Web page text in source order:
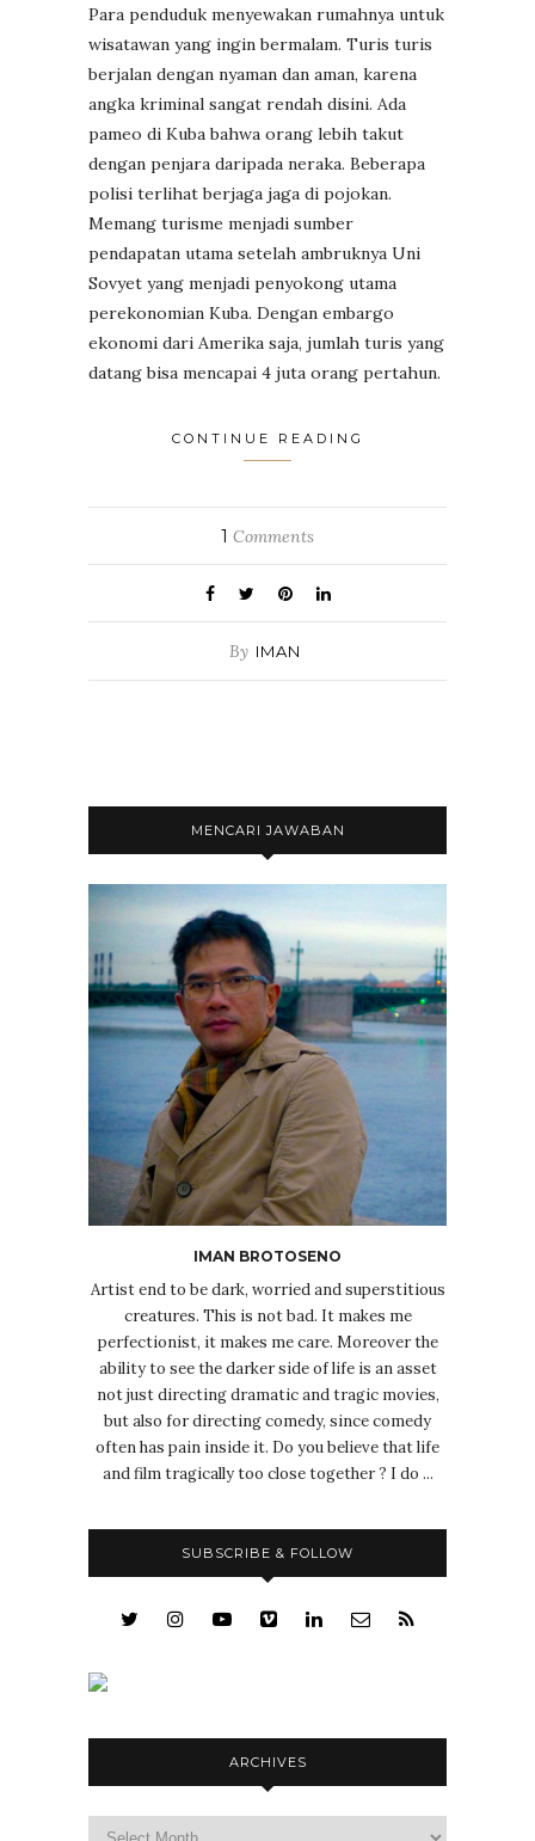
Para penduduk menyewakan rumahnya untuk
wisatawan yang ingin bermalam. Turis turis
berjalan dengan nyaman dan aman, karena
angka kriminal sangat rendah disini. Ada
pameo di Kuba bahwa orang lebih takut
dengan penjara daripada neraka. Beberapa
polisi terlihat berjaga jaga di pojokan.
Memang turisme menjadi sumber
pendapatan utama setelah ambruknya Uni
Sovyet yang menjadi penyokong utama
perekonomian Kuba. Dengan embargo
ekonomi dari Amerika saja, jumlah turis yang
datang bisa mencapai 4 juta orang pertahun.
CONTINUE READING
1 Comments
By IMAN
MENCARI JAWABAN
IMAN BROTOSENO
Artist end to be dark, worried and superstitious
creatures. This is not bad. It makes me
perfectionist, it makes me care. Moreover the
ability to see the darker side of life is an asset
not just directing dramatic and tragic movies,
but also for directing comedy, since comedy
often has pain inside it. Do you believe that life
and film tragically too close together ? I do ...
SUBSCRIBE & FOLLOW
ARCHIVES